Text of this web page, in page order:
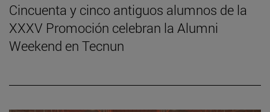
Cincuenta y cinco antiguos alumnos de la
XXXV Promoción celebran la Alumni
Weekend en Tecnun